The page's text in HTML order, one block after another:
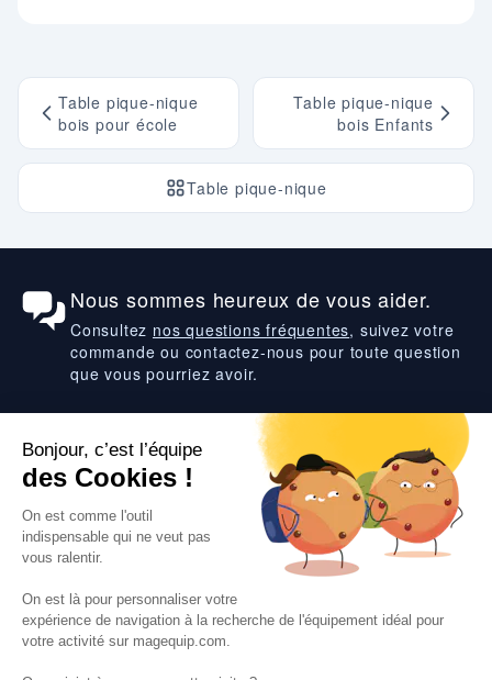
Table pique-nique
bois pour école
Table pique-nique
Table pique-nique
bois Enfants
Nous sommes heureux de vous aider.
Consultez nos questions fréquentes, suivez votre
commande ou contactez-nous pour toute question
que vous pourriez avoir.
Suivez-nous
VOS SERVICES
VOS DEMANDES